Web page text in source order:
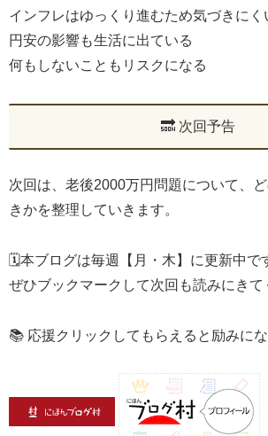
インフレはゆっくり進むため気づきにく
円安の影響も生活に出ている
何もしないこともリスクになる
🔜 次回予告
次回は、老後2000万円問題について、
きかを整理していきます。
🗓️本ブログは毎週【月・木】に更新中で
ぜひブックマークして次回も読みにきて
📚 応援クリックしてもらえると励みに